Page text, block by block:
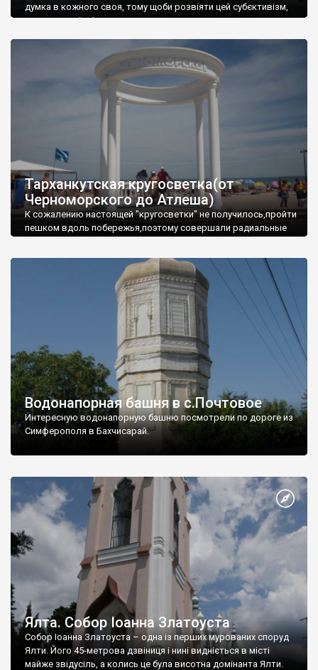
думка в кожного своя, тому щоби розвіяти цей субєктивізм,
запрошую відвідати це
Тарханкутская кругосветка(от
Черноморского до Атлеша)
К сожалению настоящей "кругосветки" не получилось,пройти
пешком вдоль побережья,поэтому совершали радиальные
Водонапорная башня в с.Почтовое
Интересную водонапорную башню посмотрели по дороге из
Симферополя в Бахчисарай.
Ялта. Собор Іоанна Златоуста
Собор Іоанна Златоуста – одна із перших мурованих споруд
Ялти. Його 45-метрова дзвіниця і нині видніється в місті
майже звідусіль, а колись це була висотна домінанта Ялти.